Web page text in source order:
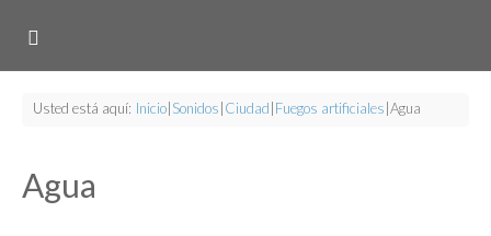
Usted está aquí: Inicio Sonidos Ciudad Fuegos artificiales Agua
Agua